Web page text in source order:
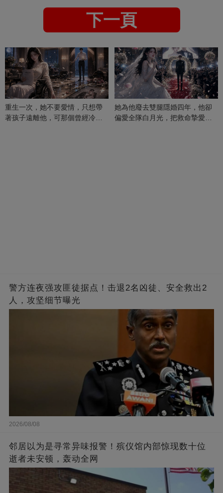
下一頁
重生一次，她不要愛情，只想帶
著孩子遠離他，可那個曾經冷漠
她為他廢去雙腿隱婚四年，他卻
偏愛全隊白月光，把救命摯愛當
警方连夜强攻匪徒据点！击退2名凶徒、安全救出2
人，攻坚细节曝光
2026/08/08
邻居以为是寻常异味报警！殡仪馆内部惊现数十位
逝者未安顿，轰动全网